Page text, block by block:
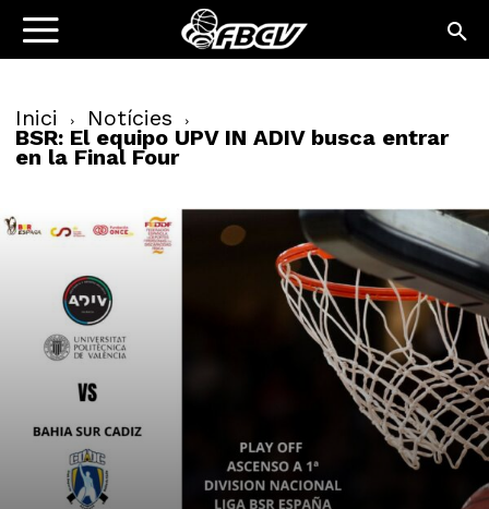
Inici Notícies
BSR: El equipo UPV IN ADIV busca entrar
en la Final Four